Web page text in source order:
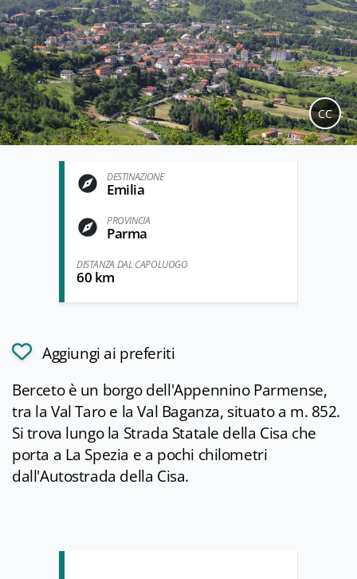
CC
DESTINAZIONE
Emilia
PROVINCIA
Parma
DISTANZA DAL CAPOLUOGO
60 km
Aggiungi ai preferiti
Berceto è un borgo dell'Appennino Parmense,
tra la Val Taro e la Val Baganza, situato a m. 852.
Si trova lungo la Strada Statale della Cisa che
porta a La Spezia e a pochi chilometri
dall'Autostrada della Cisa.